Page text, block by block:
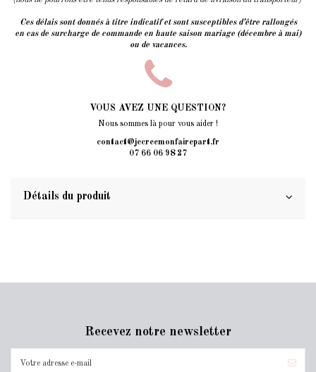
Ces délais sont donnés à titre indicatif et sont susceptibles d’être rallongés
en cas de surcharge de commande en haute saison mariage (décembre à mai)
ou de vacances.
VOUS AVEZ UNE QUESTION?
Nous sommes là pour vous aider !
contact@jecreemonfairepart.fr
07 66 06 98 27
Détails du produit
Recevez notre newsletter